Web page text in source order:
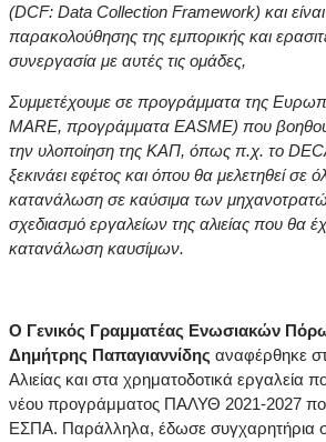
(DCF: Data Collection Framework) και
παρακολούθησης της εμπορικής και
συνεργασία με αυτές τις ομάδες,
Συμμετέχουμε σε προγράμματα της
MARE, προγράμματα EASME) που
την υλοποίηση της ΚΑΠ, όπως π.χ. το
ξεκινάει εφέτος και όπου θα μελετηθεί σε
κατανάλωση σε καύσιμα των
σχεδιασμό εργαλείων της αλιείας που θα
κατανάλωση καυσίμων.
Ο Γενικός Γραμματέας Ενωσιακών
Δημήτρης Παπαγιαννίδης αναφέρθηκε
Αλιείας και στα χρηματοδοτικά εργαλεία
νέου προγράμματος ΠΑΛΥΘ 2021-2027
ΕΣΠΑ. Παράλληλα, έδωσε συγχαρητήρια